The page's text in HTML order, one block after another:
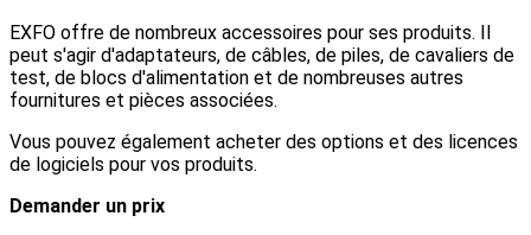
EXFO offre de nombreux accessoires pour ses produits. Il
peut s'agir d'adaptateurs, de câbles, de piles, de cavaliers de
test, de blocs d'alimentation et de nombreuses autres
fournitures et pièces associées.
Vous pouvez également acheter des options et des licences
de logiciels pour vos produits.
Demander un prix